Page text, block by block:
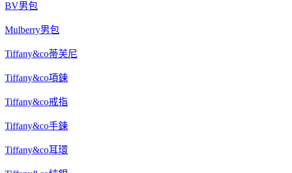
BV男包
Mulberry男包
Tiffany&co蒂芙尼
Tiffany&co項鍊
Tiffany&co戒指
Tiffany&co手鍊
Tiffany&co耳環